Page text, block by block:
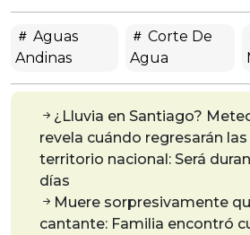
Aguas
Andinas
Corte De
Agua
¿Lluvia en Santiago?
revela cuándo regresarán
territorio nacional: Será
días
Muere sorpresivamente
cantante: Familia encontró